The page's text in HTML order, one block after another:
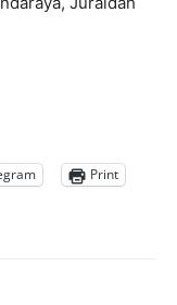
Print